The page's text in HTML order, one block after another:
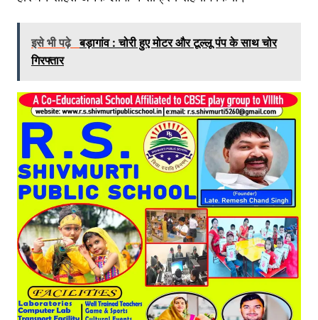
इसे भी पढ़े बड़ागांव : चोरी हुए मोटर और टूल्लू पंप के साथ चोर
गिरफ्तार